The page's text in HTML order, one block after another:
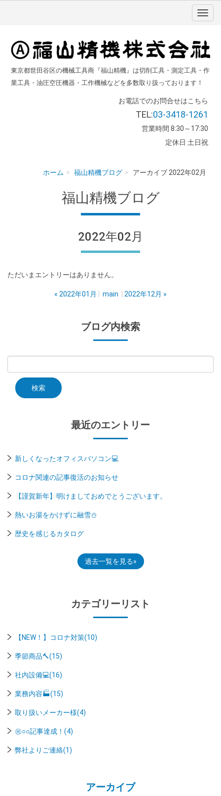
東京都世田谷区の機械工具商『福山精機』は切削工具・測定工具・作
業工具・油圧空圧機器・工作機械などを多数取り扱っております！
お電話でのお問合せはこちら
TEL:03-3418-1261
営業時間 8:30～17:30
定休日 土日祝
ホーム 福山精機ブログ アーカイブ 2022年02月
福山精機ブログ
2022年02月
ただいまエントリーはありません。
« 2022年01月 main 2022年12月 »
ブログ内検索
最近のエントリー
新しくなったオフィスパソコン💻
コロナ関連の記事復活のお知らせ
【謹賀新年】明けましておめでとうございます。
熱いお湯をかけずに融雪⛄
歴史を感じるカタログ
過去一覧を見る
カテゴリーリスト
【NEW！】コロナ対策(10)
季節商品🔨(15)
社内設備💻(16)
業務内容🏭(15)
取り扱いメーカー様(4)
㊗○○記事達成！(4)
弊社よりご連絡(1)
アーカイブ